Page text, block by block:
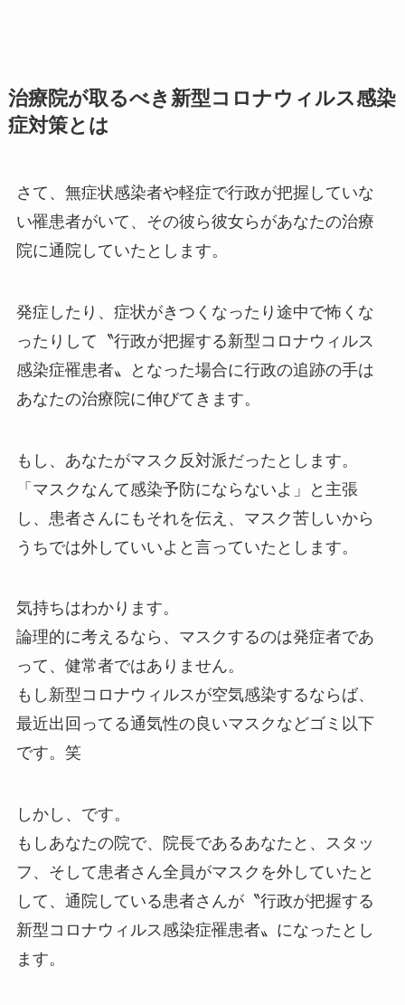
治療院が取るべき新型コロナウィルス感染
症対策とは
さて、無症状感染者や軽症で行政が把握していな
い罹患者がいて、その彼ら彼女らがあなたの治療
院に通院していたとします。
発症したり、症状がきつくなったり途中で怖くな
ったりして〝行政が把握する新型コロナウィルス
感染症罹患者〟となった場合に行政の追跡の手は
あなたの治療院に伸びてきます。
もし、あなたがマスク反対派だったとします。
「マスクなんて感染予防にならないよ」と主張
し、患者さんにもそれを伝え、マスク苦しいから
うちでは外していいよと言っていたとします。
気持ちはわかります。
論理的に考えるなら、マスクするのは発症者であ
って、健常者ではありません。
もし新型コロナウィルスが空気感染するならば、
最近出回ってる通気性の良いマスクなどゴミ以下
です。笑
しかし、です。
もしあなたの院で、院長であるあなたと、スタッ
フ、そして患者さん全員がマスクを外していたと
して、通院している患者さんが〝行政が把握する
新型コロナウィルス感染症罹患者〟になったとし
ます。